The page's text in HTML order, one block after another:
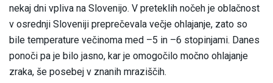
nekaj dni vpliva na Slovenijo. V preteklih nočeh je oblačnost
v osrednji Sloveniji preprečevala večje ohlajanje, zato so
bile temperature večinoma med –5 in –6 stopinjami. Danes
ponoči pa je bilo jasno, kar je omogočilo močno ohlajanje
zraka, še posebej v znanih mraziščih.